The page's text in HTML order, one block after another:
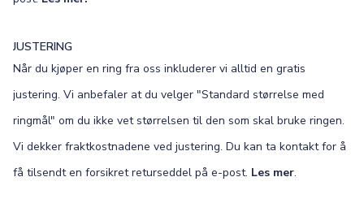
JUSTERING
Når du kjøper en ring fra oss inkluderer vi alltid en gratis
justering. Vi anbefaler at du velger "Standard størrelse med
ringmål" om du ikke vet størrelsen til den som skal bruke ringen.
Vi dekker fraktkostnadene ved justering. Du kan ta kontakt for å
få tilsendt en forsikret returseddel på e-post. Les mer.